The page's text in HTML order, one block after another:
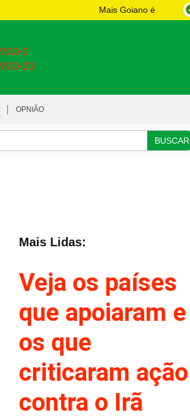
Mais Goiano é
OPNIÃO
BUSCAR
Mais Lidas:
Veja os países
que apoiaram e
os que
criticaram ação
contra o Irã